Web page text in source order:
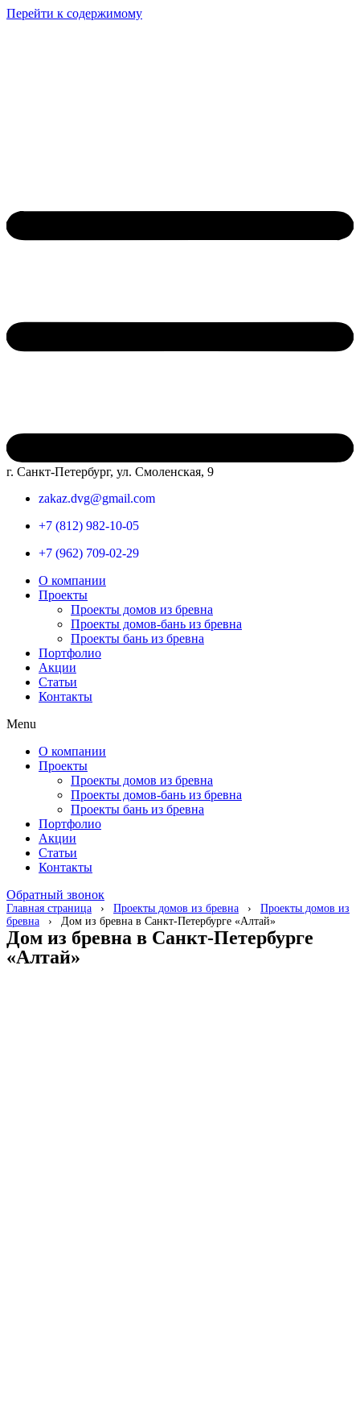
Перейти к содержимому
г. Санкт-Петербург, ул. Смоленская, 9
zakaz.dvg@gmail.com
+7 (812) 982-10-05
+7 (962) 709-02-29
О компании
Проекты
Проекты домов из бревна
Проекты домов-бань из бревна
Проекты бань из бревна
Портфолио
Акции
Статьи
Контакты
Menu
О компании
Проекты
Проекты домов из бревна
Проекты домов-бань из бревна
Проекты бань из бревна
Портфолио
Акции
Статьи
Контакты
Обратный звонок
Главная страница › Проекты домов из бревна › Проекты домов из
бревна › Дом из бревна в Санкт-Петербурге «Алтай»
Дом из бревна в Санкт-Петербурге
«Алтай»